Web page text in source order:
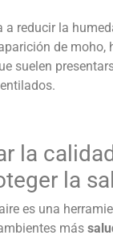
a reducir la
de moho,
suelen
la
la
es una
más